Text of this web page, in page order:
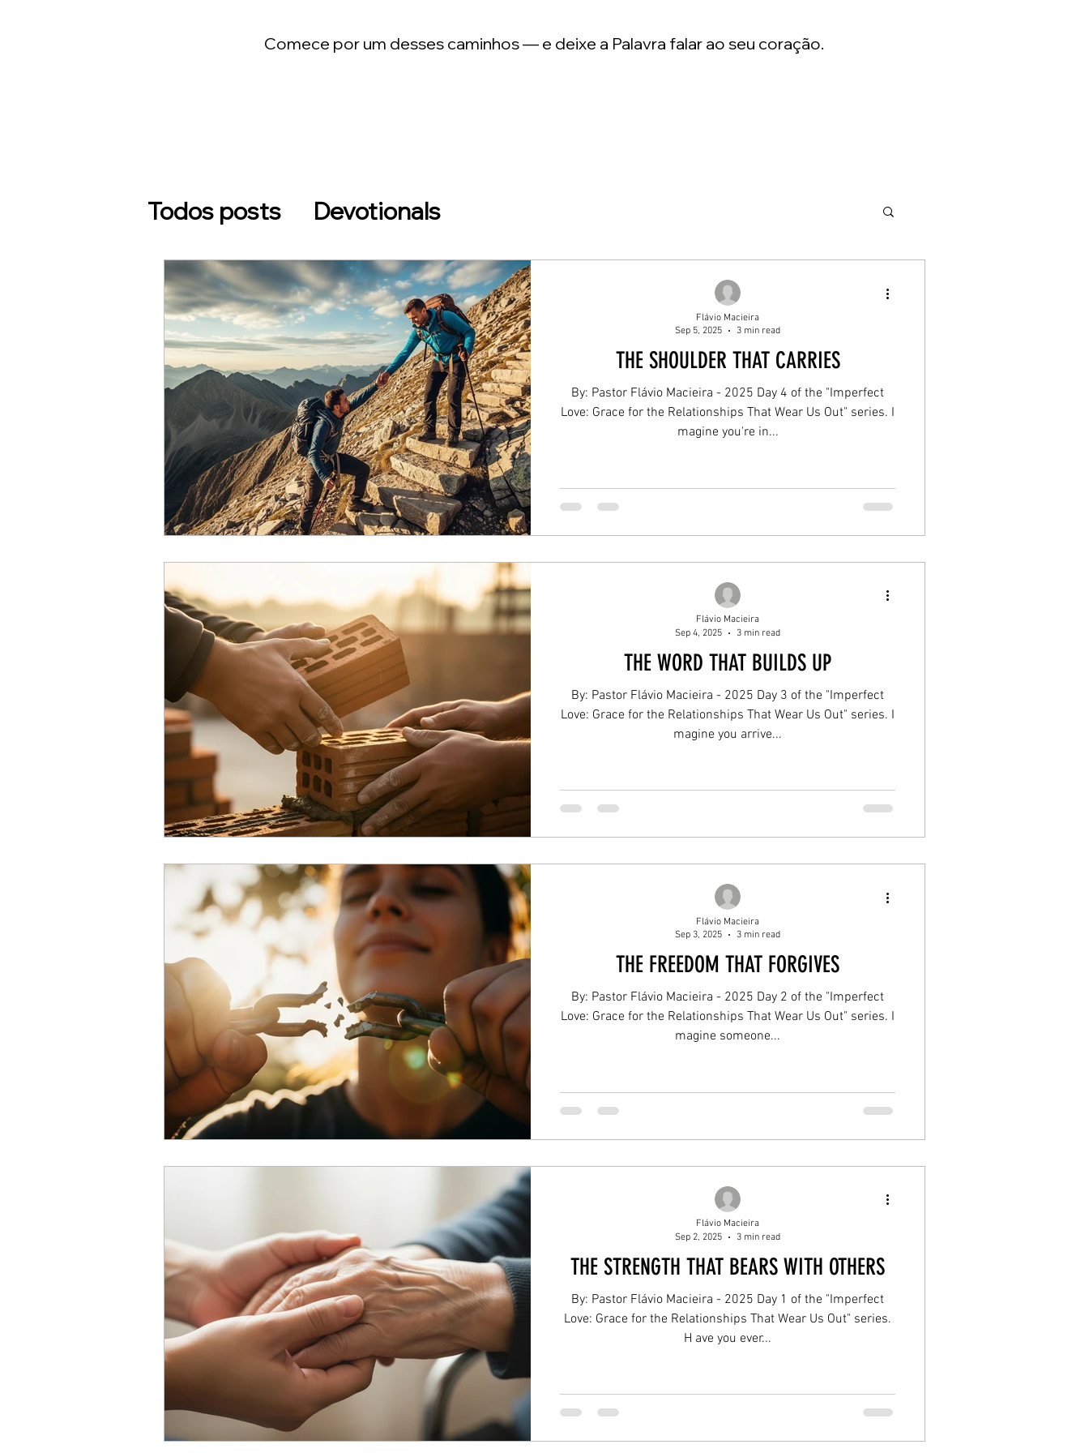
Comece por um desses caminhos — e deixe a Palavra falar ao seu coração.
Todos posts Devotionals
THE SHOULDER THAT CARRIES
By: Pastor Flávio Macieira - 2025 Day 4 of the "Imperfect
Love: Grace for the Relationships That Wear Us Out" series. I
magine you're in...
Flávio Macieira
Sep 5, 2025
3 min read
THE WORD THAT BUILDS UP
By: Pastor Flávio Macieira - 2025 Day 3 of the "Imperfect
Love: Grace for the Relationships That Wear Us Out" series. I
magine you arrive...
Flávio Macieira
Sep 4, 2025
3 min read
THE FREEDOM THAT FORGIVES
By: Pastor Flávio Macieira - 2025 Day 2 of the "Imperfect
Love: Grace for the Relationships That Wear Us Out" series. I
magine someone...
Flávio Macieira
Sep 3, 2025
3 min read
THE STRENGTH THAT BEARS WITH OTHERS
By: Pastor Flávio Macieira - 2025 Day 1 of the "Imperfect
Love: Grace for the Relationships That Wear Us Out" series.
H ave you ever...
Flávio Macieira
Sep 2, 2025
3 min read